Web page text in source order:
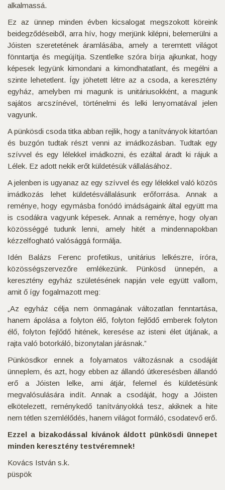
alkalmassá.
Ez az ünnep minden évben kicsalogat megszokott köreink
beidegződéseiből, arra hív, hogy merjünk kilépni, belemerülni a
Jóisten szeretetének áramlásába, amely a teremtett világot
fönntartja és megújítja. Szentlelke szóra bírja ajkunkat, hogy
képesek legyünk kimondani a kimondhatatlant, és megélni a
szinte lehetetlent. Így jöhetett létre az a csoda, a keresztény
egyház, amelyben mi magunk is unitáriusokként, a magunk
sajátos arcszínével, történelmi és lelki lenyomatával jelen
vagyunk.
A pünkösdi csoda titka abban rejlik, hogy a tanítványok kitartóan
és buzgón tudtak részt venni az imádkozásban. Tudtak egy
szívvel és egy lélekkel imádkozni, és ezáltal áradt ki rájuk a
Lélek. Ez adott nekik erőt küldetésük vállalásához.
A jelenben is ugyanaz az egy szívvel és egy lélekkel való közös
imádkozás lehet küldetésvállalásunk erőforrása. Annak a
reménye, hogy egymásba fonódó imádságaink által együtt ma
is csodákra vagyunk képesek. Annak a reménye, hogy olyan
közösséggé tudunk lenni, amely hitét a mindennapokban
kézzelfogható valósággá formálja.
Idén Balázs Ferenc profetikus, unitárius lelkészre, íróra,
közösségszervezőre emlékezünk. Pünkösd ünnepén, a
keresztény egyház születésének napján vele együtt vallom,
amit ő így fogalmazott meg:
„Az egyház célja nem önmagának változatlan fenntartása,
hanem ápolása a folyton élő, folyton fejlődő emberek folyton
élő, folyton fejlődő hitének, keresése az isteni élet útjának, a
rajta való botorkáló, bizonytalan járásnak.”
Pünkösdkor ennek a folyamatos változásnak a csodáját
ünneplem, és azt, hogy ebben az állandó útkeresésben állandó
erő a Jóisten lelke, ami átjár, felemel és küldetésünk
megvalósulására indít. Annak a csodáját, hogy a Jóisten
elkötelezett, reménykedő tanítványokká tesz, akiknek a hite
nem tétlen szemlélődés, hanem világot formáló, csodatevő erő.
Ezzel a bizakodással kívánok áldott pünkösdi ünnepet
minden keresztény testvéremnek!
Kovács István s.k.
püspök